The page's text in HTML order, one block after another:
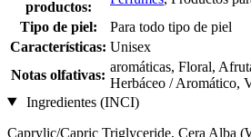
productos:
Tipo de piel:
Para todo tipo de piel
Características: Unisex
Notas olfativas:
aromáticas, Floral,
Herbáceo / Aromático,
Ingredientes (INCI)
Caprylic/Capric Triglyceride, Cera Alba